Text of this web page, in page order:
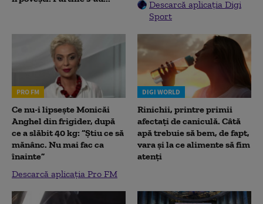
Descarcă aplicația Digi
Sport
PRO FM
Ce nu-i lipsește Monicăi
Anghel din frigider, după
ce a slăbit 40 kg: “Știu ce să
mănânc. Nu mai fac ca
înainte”
Descarcă aplicația Pro FM
DIGI WORLD
Rinichii, printre primii
afectați de caniculă. Câtă
apă trebuie să bem, de fapt,
vara și la ce alimente să fim
atenți